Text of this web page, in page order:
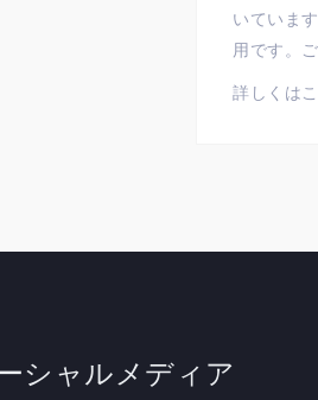
いていま
用です。
詳しくは
シャルメディア